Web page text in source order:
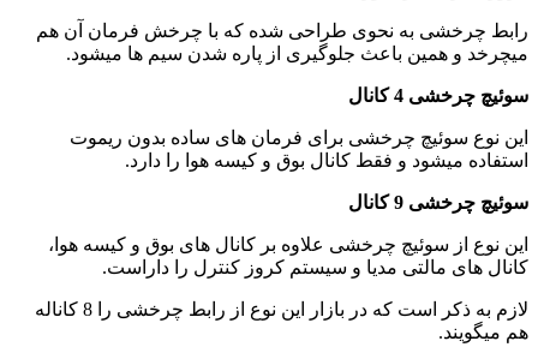
رابط چرخشی به نحوی طراحی شده که با چرخش فرمان آن هم
میچرخد و همین باعث جلوگیری از پاره شدن سیم ها میشود.
سوئیچ چرخشی 4 کانال
این نوع سوئیچ چرخشی برای فرمان های ساده بدون ریموت
استفاده میشود و فقط کانال بوق و کیسه هوا را دارد.
سوئیچ چرخشی 9 کانال
این نوع از سوئیچ چرخشی علاوه بر کانال های بوق و کیسه هوا،
کانال های مالتی مدیا و سیستم کروز کنترل را داراست.
لازم به ذکر است که در بازار این نوع از رابط چرخشی را 8 کاناله
هم میگویند.